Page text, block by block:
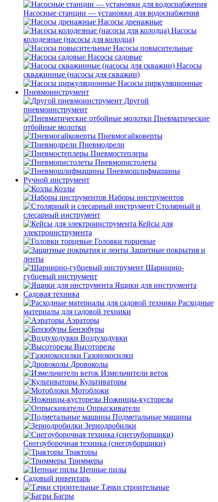
Насосные станции — установки для водоснабжения
Насосы дренажные
Насосы
колодезные (насосы для колодца)
Насосы повысительные
Насосы садовые
Насосы
скважинные (насосы для скважин)
Насосы циркуляционные
Пневмоинструмент
Другой
пневмоинструмент
Пневматические
отбойные молотки
Пневмогайковерты
Пневмодрели
Пневмостеплеры
Пневмопистолеты
Пневмошлифмашины
Ручной инструмент
Козлы
Наборы инструментов
Столярный и
слесарный инструмент
Кейсы для
электроинструмента
Головки торцевые
Защитные покрытия и
ленты
Шарнирно-
губцевый инструмент
Ящики для инструмента
Садовая техника
Расходные
материалы для садовой техники
Аэраторы
Бензобуры
Воздуходувки
Высоторезы
Газонокосилки
Дровоколы
Измельчители веток
Культиваторы
Мотоблоки
Ножницы-кусторезы
Опрыскиватели
Подметальные машины
Зернодробилки
Снегоуборочная техника (снегоуборщики)
Тракторы
Триммеры
Цепные пилы
Садовый инвентарь
Тачки строительные
Багры